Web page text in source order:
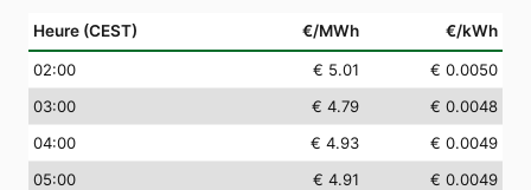
Heure (CEST) €/MWh €/kWh
02:00 € 5.01
€ 0.0050
03:00 € 4.79
€ 0.0048
04:00 € 4.93
€ 0.0049
05:00 € 4.91
€ 0.0049